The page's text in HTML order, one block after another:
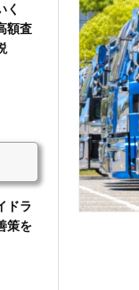
く
額査
ドラ
策を